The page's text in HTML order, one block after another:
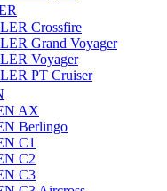
Crossfire
Grand Voyager
Voyager
PT Cruiser
AX
Berlingo
C1
C2
C3